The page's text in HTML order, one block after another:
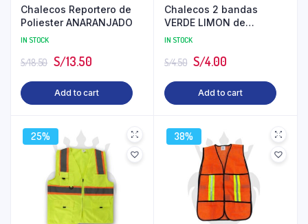
Chalecos Reportero de
Poliester ANARANJADO
IN STOCK
S/18.50 S/13.50
Add to cart
Chalecos 2 bandas
VERDE LIMON de
Poliéster
IN STOCK
S/4.50 S/4.00
Add to cart
25% 38%